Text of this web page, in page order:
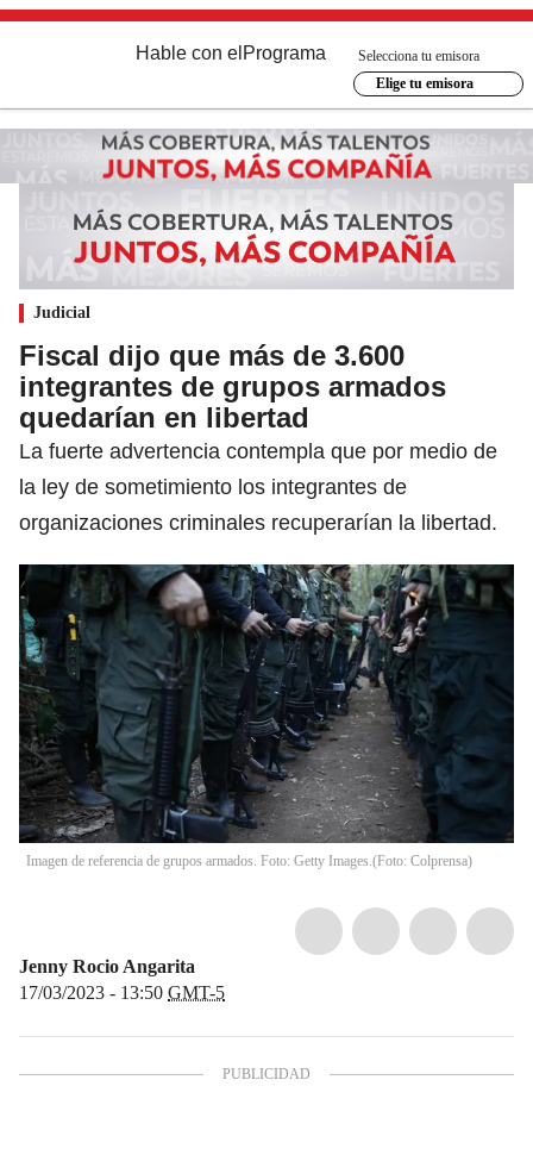
Hable con el Programa
Selecciona tu emisora
Elige tu emisora
Judicial
Fiscal dijo que más de 3.600
integrantes de grupos armados
quedarían en libertad
La fuerte advertencia contempla que por medio de
la ley de sometimiento los integrantes de
organizaciones criminales recuperarían la libertad.
Imagen de referencia de grupos armados. Foto: Getty Images.(Foto: Colprensa)
Jenny Rocio Angarita
17/03/2023 - 13:50 GMT-5